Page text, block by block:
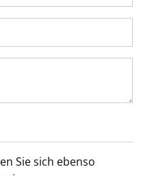
Sie sich ebenso